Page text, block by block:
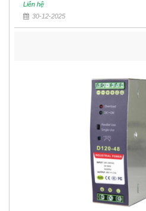
Liên hệ
30-12-2025